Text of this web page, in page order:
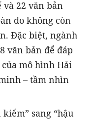
22 văn bản
do không còn
Đặc biệt, ngành
văn bản để đáp
mô hình Hải
– tầm nhìn
sang “hậu